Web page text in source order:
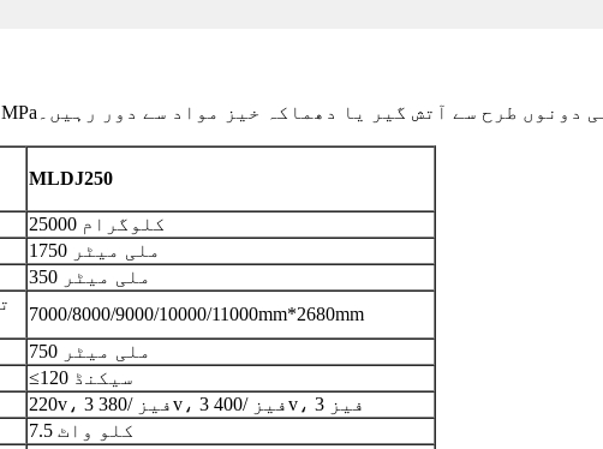
دونوں طرح سے آتش گیر یا دھماکہ خیز مواد سے دور رہیں۔
MLDJ250
25000 کلوگرام
1750 ملی میٹر
350 ملی میٹر
7000/8000/9000/10000/11000mm*2680mm
750 ملی میٹر
≤120 سیکنڈ
220v، 3 فیز /380v، 3 فیز /400v، 3 فیز
7.5 کلو واٹ